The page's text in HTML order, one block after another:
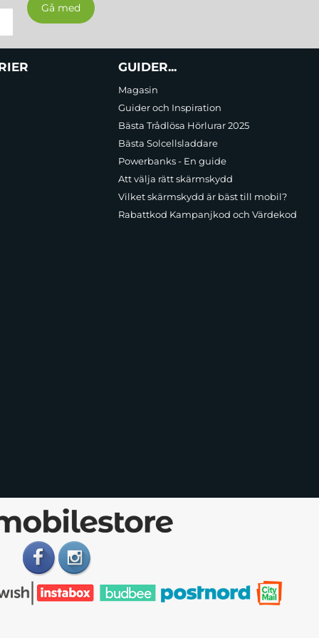
GUIDER...
Magasin
Guider och Inspiration
Bästa Trådlösa Hörlurar 2025
Bästa Solcellsladdare
Powerbanks - En guide
Att välja rätt skärmskydd
Vilket skärmskydd är bäst till mobil?
Rabattkod Kampanjkod och Värdekod